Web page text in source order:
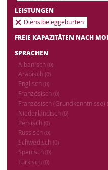
LEISTUNGEN
Dienstbeleggeburten
FREIE KAPAZITÄTEN NACH
SPRACHEN
Albanisch (0)
Arabisch (0)
Englisch (0)
Französisch (0)
Französisch (Grundkenntnisse)
Niederländisch (0)
Persisch (0)
Russisch (0)
Schwedisch (0)
Spanisch (0)
Türkisch (0)